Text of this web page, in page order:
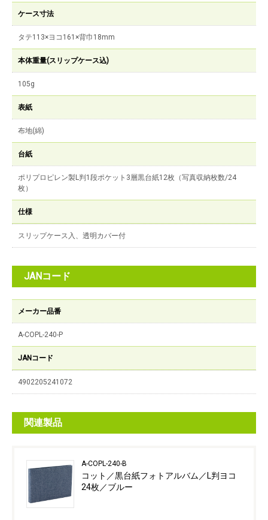
ケース寸法
タテ113×ヨコ161×背巾18mm
本体重量(スリップケース込)
105g
表紙
布地(綿)
台紙
ポリプロピレン製L判1段ポケット3層黒台紙12枚（写真収納枚数/24
枚）
仕様
スリップケース入、透明カバー付
JANコード
メーカー品番
A-COPL-240-P
JANコード
4902205241072
関連製品
A-COPL-240-B
コット／黒台紙フォトアルバム／L判ヨコ
24枚／ブルー